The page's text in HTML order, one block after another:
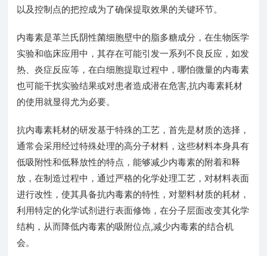
以及控制点的把控成为了确保提取效果的关键环节。
内毒素是革兰氏阴性菌细胞壁中的脂多糖成分，在生物医学
实验和临床应用中，其存在可能引发一系列不良反应，如发
热、炎症反应等，在白细胞提取过程中，哪怕微量的内毒素
也可能干扰实验结果或对患者造成潜在危害,抗内毒素耗材
的使用就显得尤为必要。
抗内毒素耗材的研发基于特殊的工艺，首先是材质的选择，
通常会采用经过特殊处理的高分子材料，这些材料本身具有
低吸附性和低释放性的特点，能够减少内毒素的附着和释
放，在制造过程中，通过严格的化学处理工艺，对材料表面
进行改性，使其具备抗内毒素的特性，对塑料材质的耗材，
利用特定的化学试剂进行表面修饰，在分子层面改变其化学
结构，从而降低内毒素的吸附位点,减少内毒素的结合机
会。